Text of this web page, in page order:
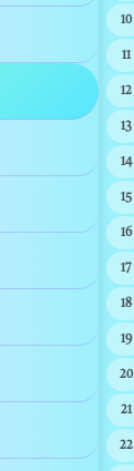
10
11
12
13
14
15
16
17
18
19
20
21
22